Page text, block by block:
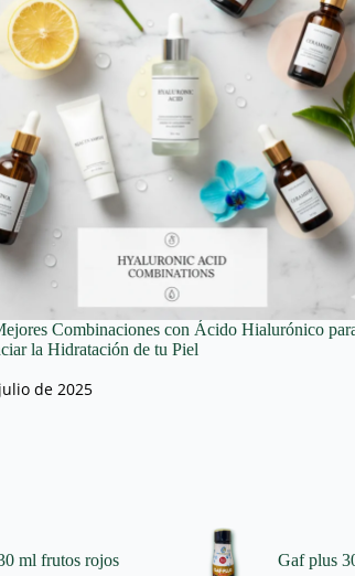
Combinaciones con Ácido Hialurónico
la Hidratación de tu Piel
de 2025
ml frutos rojos Gaf plus